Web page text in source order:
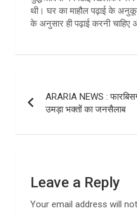
थी। घर का माहौल पढ़ाई के
के अनुसार ही पढ़ाई करनी चाहिए
navigation
ARARIA NEWS :
उमड़ा भक्तों का जनसैलाब
Leave a Reply
Your email address will